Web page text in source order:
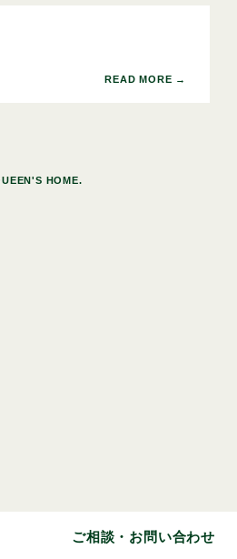
ご相談・お問い合わせ
HOME.